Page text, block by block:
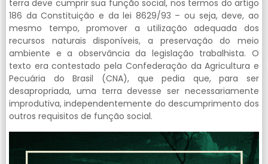
terra deve cumprir sua função social, nos termos do artigo
186 da Constituição e da lei 8629/93 – ou seja, deve, ao
mesmo tempo, promover a utilização adequada dos
recursos naturais disponíveis, a preservação do meio
ambiente e a observância da legislação trabalhista. O
texto era contestado pela Confederação da Agricultura e
Pecuária do Brasil (CNA), que pedia que, para ser
desapropriada, uma terra devesse ser necessariamente
improdutiva, independentemente do descumprimento dos
outros requisitos de função social.